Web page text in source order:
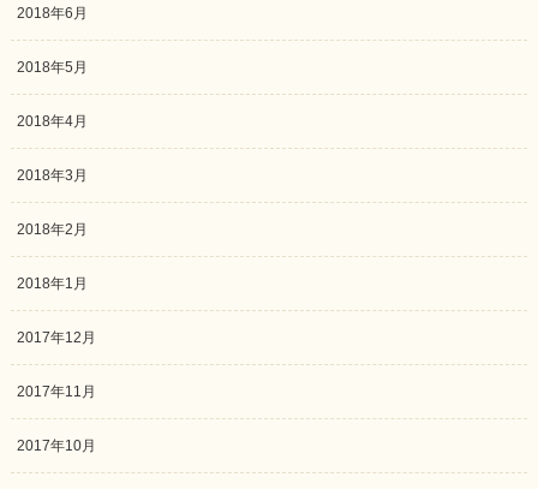
2018年6月
2018年5月
2018年4月
2018年3月
2018年2月
2018年1月
2017年12月
2017年11月
2017年10月